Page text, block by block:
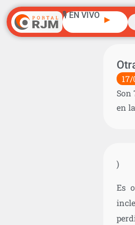
🎙️ EN VIVO ▶
Son
en
)
Es